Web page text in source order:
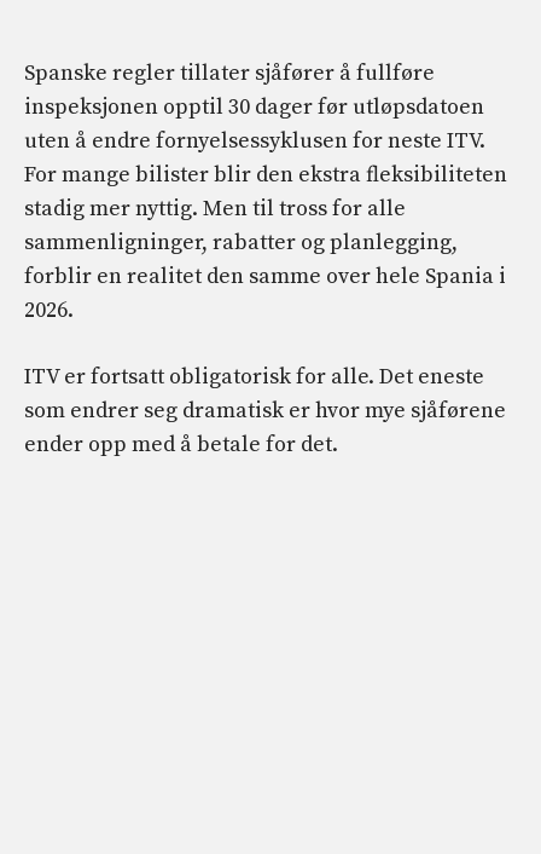
Spanske regler tillater sjåfører å fullføre
inspeksjonen opptil 30 dager før utløpsdatoen
uten å endre fornyelsessyklusen for neste ITV.
For mange bilister blir den ekstra fleksibiliteten
stadig mer nyttig. Men til tross for alle
sammenligninger, rabatter og planlegging,
forblir en realitet den samme over hele Spania i
2026.
ITV er fortsatt obligatorisk for alle. Det eneste
som endrer seg dramatisk er hvor mye sjåførene
ender opp med å betale for det.